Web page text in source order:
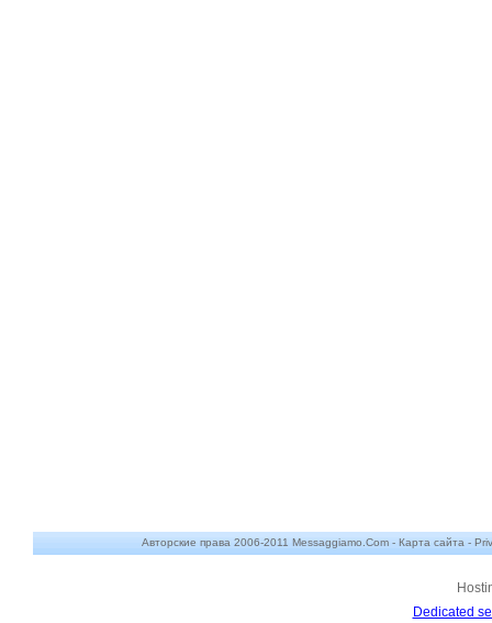
Авторские права 2006-2011 Messaggiamo.Com - Карта сайта -
Dedicated